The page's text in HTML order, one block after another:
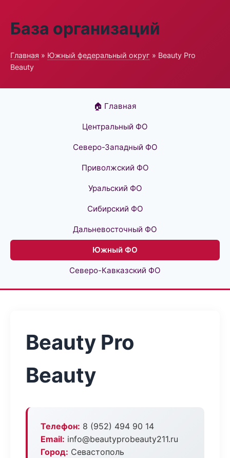
База организаций
Главная » Южный федеральный округ » Beauty Pro
Beauty
🏠 Главная
Центральный ФО
Северо-Западный ФО
Приволжский ФО
Уральский ФО
Сибирский ФО
Дальневосточный ФО
Южный ФО
Северо-Кавказский ФО
Beauty Pro
Beauty
Телефон: 8 (952) 494 90 14
Email: info@beautyprobeauty211.ru
Город: Севастополь